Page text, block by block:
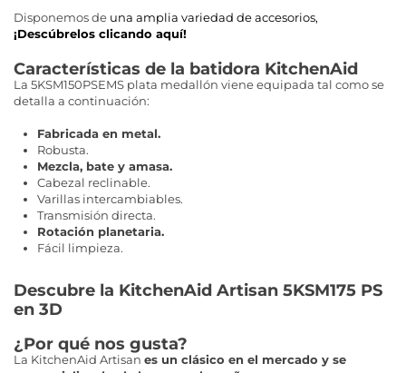
Disponemos de una amplia variedad de accesorios,
¡Descúbrelos clicando aquí!
Características de la batidora KitchenAid
La 5KSM150PSEMS plata medallón viene equipada tal como se
detalla a continuación:
Fabricada en metal.
Robusta.
Mezcla, bate y amasa.
Cabezal reclinable.
Varillas intercambiables.
Transmisión directa.
Rotación planetaria.
Fácil limpieza.
Descubre la KitchenAid Artisan 5KSM175 PS
en 3D
¿Por qué nos gusta?
La KitchenAid Artisan es un clásico en el mercado y se